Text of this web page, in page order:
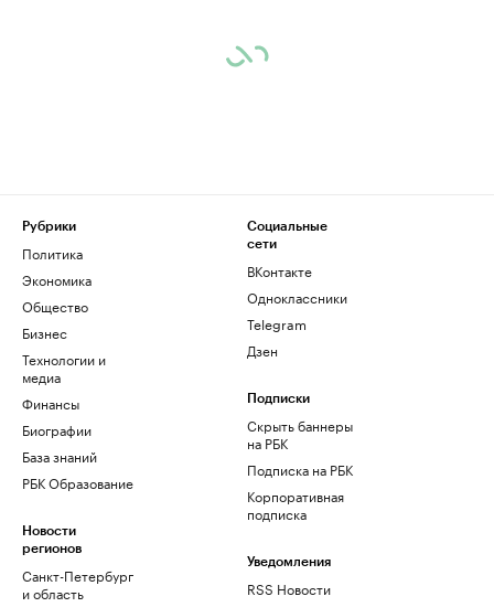
Рубрики
Политика
Экономика
Общество
Бизнес
Технологии и
медиа
Финансы
Биографии
База знаний
РБК Образование
Новости
регионов
Санкт-Петербург
и область
Социальные
сети
ВКонтакте
Одноклассники
Telegram
Дзен
Подписки
Скрыть баннеры
на РБК
Подписка на РБК
Корпоративная
подписка
Уведомления
RSS Новости